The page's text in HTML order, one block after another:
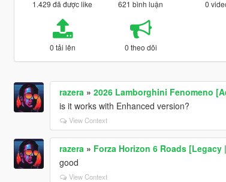
1.429 đã được like 621 bình luận 0
0 tải lên 0 theo dõi
razera » 2026 Lamborghini Fenomeno
is it works with Enhanced version?
View Context
razera » Forza Horizon 6 Roads [Legacy
good
View Context